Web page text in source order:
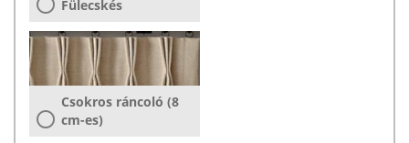
Fülecskés
Csokros ráncoló (8
cm-es)